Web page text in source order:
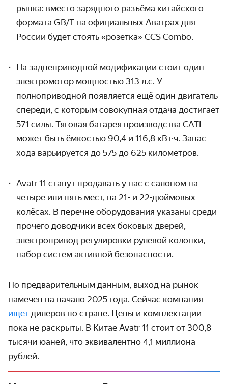
рынка: вместо зарядного разъёма китайского
формата GB/T на официальных Аватрах для
России будет стоять «розетка» CCS Combo.
На заднеприводной модификации стоит один
электромотор мощностью 313 л.с. У
полноприводной появляется ещё один двигатель
спереди, с которым совокупная отдача достигает
571 силы. Тяговая батарея производства CATL
может быть ёмкостью 90,4 и 116,8 кВт·ч. Запас
хода варьируется до 575 до 625 километров.
Avatr 11 станут продавать у нас с салоном на
четыре или пять мест, на 21- и 22-дюймовых
колёсах. В перечне оборудования указаны среди
прочего доводчики всех боковых дверей,
электропривод регулировки рулевой колонки,
набор систем активной безопасности.
По предварительным данным, выход на рынок
намечен на начало 2025 года. Сейчас компания
ищет дилеров по стране. Цены и комплектации
пока не раскрыты. В Китае Avatr 11 стоит от 300,8
тысячи юаней, что эквивалентно 4,1 миллиона
рублей.